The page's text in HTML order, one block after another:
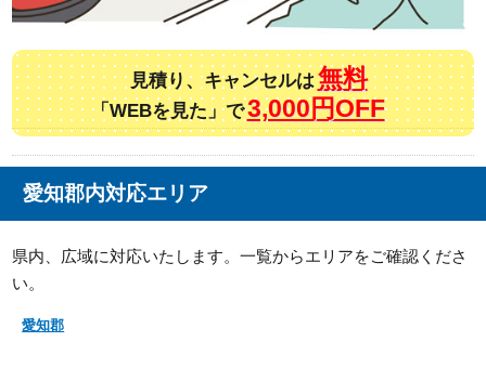
見積り、キャンセルは 無料
「WEBを見た」で3,000円OFF
愛知郡内対応エリア
県内、広域に対応いたします。一覧からエリアをご確認くださ
い。
愛知郡